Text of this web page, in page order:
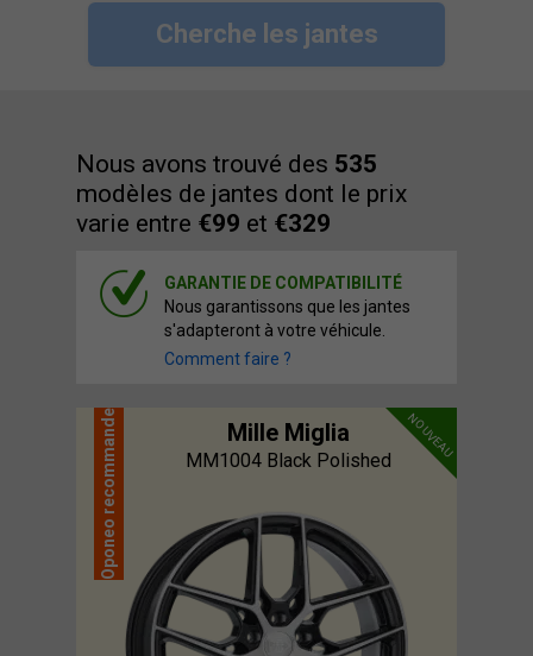
Cherche les jantes
Nous avons trouvé des 535
modèles de jantes dont le prix
varie entre €99 et €329
GARANTIE DE COMPATIBILITÉ
Nous garantissons que les jantes
s'adapteront à votre véhicule.
Comment faire ?
NOUVEAU
Mille Miglia
MM1004 Black Polished
Oponeo
recommande